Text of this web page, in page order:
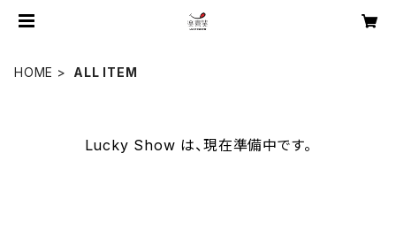
HOME ALL ITEM
Lucky Show は、現在準備中です。